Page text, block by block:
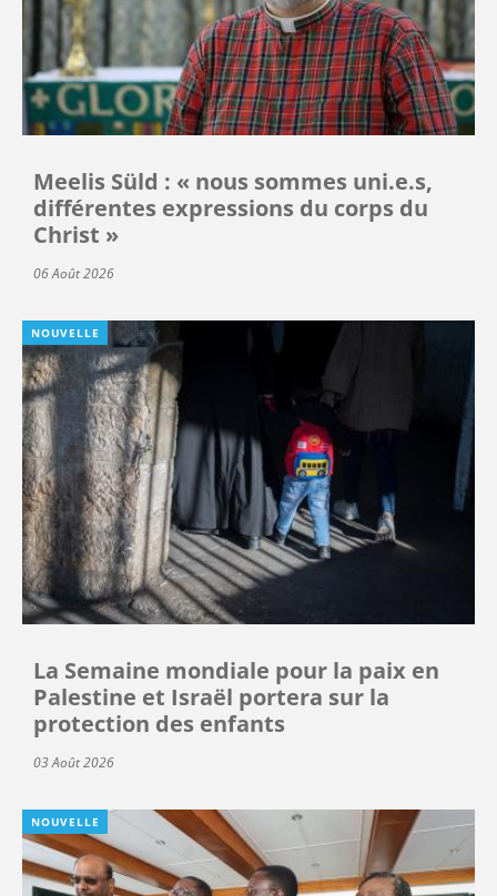
Meelis Süld : « nous sommes uni.e.s,
différentes expressions du corps du
Christ »
06 Août 2026
NOUVELLE
La Semaine mondiale pour la paix en
Palestine et Israël portera sur la
protection des enfants
03 Août 2026
NOUVELLE